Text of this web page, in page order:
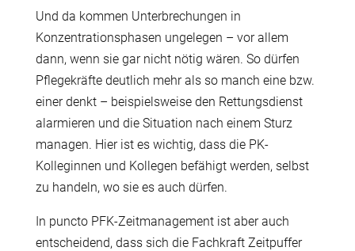
Und da kommen Unterbrechungen in
Konzentrationsphasen ungelegen – vor allem
dann, wenn sie gar nicht nötig wären. So dürfen
Pflegekräfte deutlich mehr als so manch eine bzw.
einer denkt – beispielsweise den Rettungsdienst
alarmieren und die Situation nach einem Sturz
managen. Hier ist es wichtig, dass die PK-
Kolleginnen und Kollegen befähigt werden, selbst
zu handeln, wo sie es auch dürfen.
In puncto PFK-Zeitmanagement ist aber auch
entscheidend, dass sich die Fachkraft Zeitpuffer